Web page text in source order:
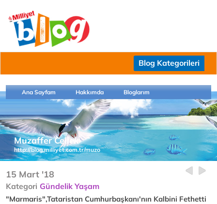
Blog Kategorileri
Ana Sayfam Hakkımda Bloglarım
Muzaffer Cellek
http://blog.milliyet.com.tr/muzo
15 Mart '18
Kategori Gündelik Yaşam
"Marmaris",Tataristan Cumhurbaşkanı'nın Kalbini Fethetti